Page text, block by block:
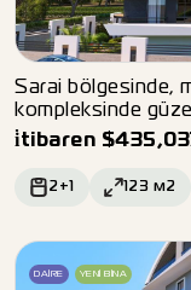
Sarai bölgesinde,
kompleksinde
i̇tibaren $
2+1 123 м2
DAIRE YENI BINA